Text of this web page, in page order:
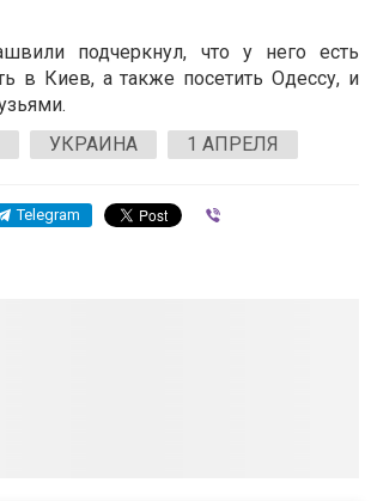
подчеркнул, что у него есть
в Киев, а также посетить Одессу, и
УКРАИНА 1 АПРЕЛЯ
Telegram